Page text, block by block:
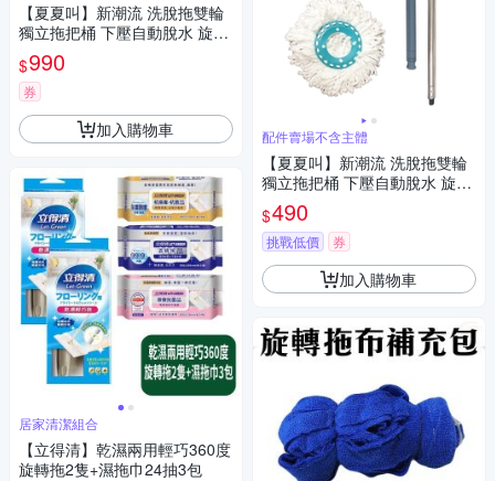
【夏夏叫】新潮流 洗脫拖雙輪
獨立拖把桶 下壓自動脫水 旋轉
拖把(1桶1桿3布超值組)
$990
券
加入購物車
居家清潔組合
【立得清】乾濕兩用輕巧360度
旋轉拖2隻+濕拖巾24抽3包
配件賣場不含主體
【夏夏叫】新潮流 洗脫拖雙輪
獨立拖把桶 下壓自動脫水 旋轉
拖把-配件賣場(1桿+1圓盤+1布
頭)
$490
挑戰低價 券
加入購物車